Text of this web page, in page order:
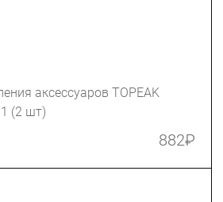
аксессуаров TOPEAK
(2 шт)
882₽